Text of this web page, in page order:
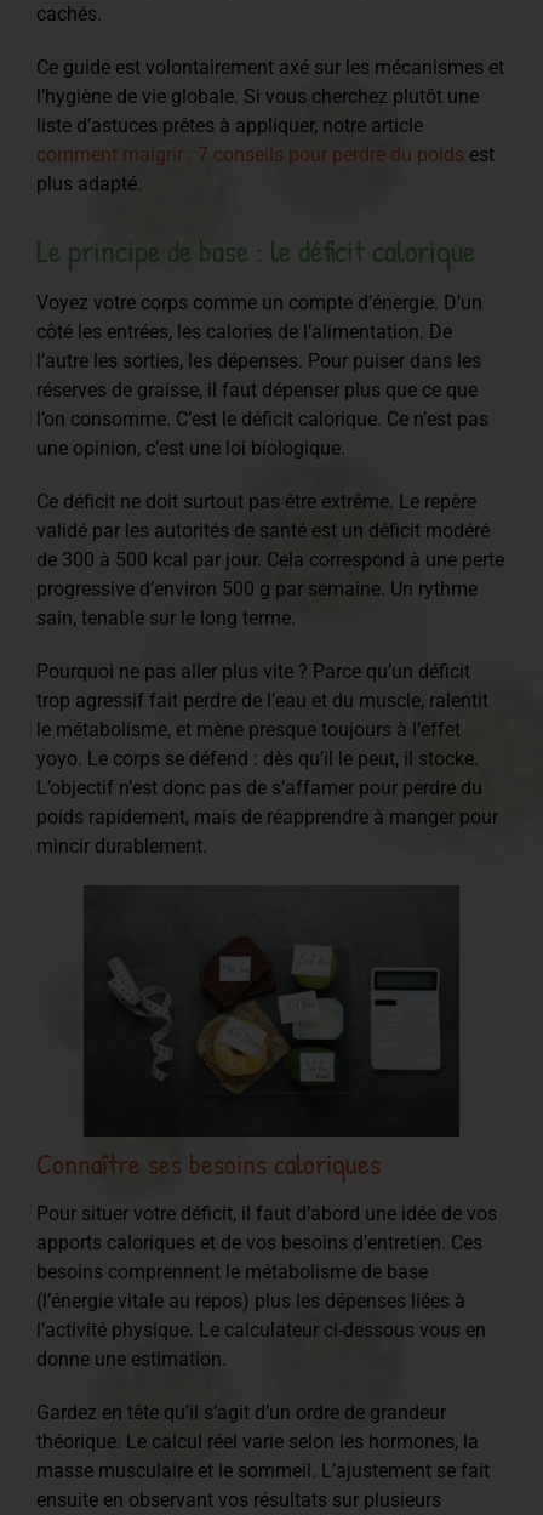
cachés.
Ce guide est volontairement axé sur les mécanismes et
l’hygiène de vie globale. Si vous cherchez plutôt une
liste d’astuces prêtes à appliquer, notre article
comment maigrir : 7 conseils pour perdre du poids est
plus adapté.
Le principe de base : le déficit calorique
Voyez votre corps comme un compte d’énergie. D’un
côté les entrées, les calories de l’alimentation. De
l’autre les sorties, les dépenses. Pour puiser dans les
réserves de graisse, il faut dépenser plus que ce que
l’on consomme. C’est le déficit calorique. Ce n’est pas
une opinion, c’est une loi biologique.
Ce déficit ne doit surtout pas être extrême. Le repère
validé par les autorités de santé est un déficit modéré
de 300 à 500 kcal par jour. Cela correspond à une perte
progressive d’environ 500 g par semaine. Un rythme
sain, tenable sur le long terme.
Pourquoi ne pas aller plus vite ? Parce qu’un déficit
trop agressif fait perdre de l’eau et du muscle, ralentit
le métabolisme, et mène presque toujours à l’effet
yoyo. Le corps se défend : dès qu’il le peut, il stocke.
L’objectif n’est donc pas de s’affamer pour perdre du
poids rapidement, mais de réapprendre à manger pour
mincir durablement.
Connaître ses besoins caloriques
Pour situer votre déficit, il faut d’abord une idée de vos
apports caloriques et de vos besoins d’entretien. Ces
besoins comprennent le métabolisme de base
(l’énergie vitale au repos) plus les dépenses liées à
l’activité physique. Le calculateur ci-dessous vous en
donne une estimation.
Gardez en tête qu’il s’agit d’un ordre de grandeur
théorique. Le calcul réel varie selon les hormones, la
masse musculaire et le sommeil. L’ajustement se fait
ensuite en observant vos résultats sur plusieurs